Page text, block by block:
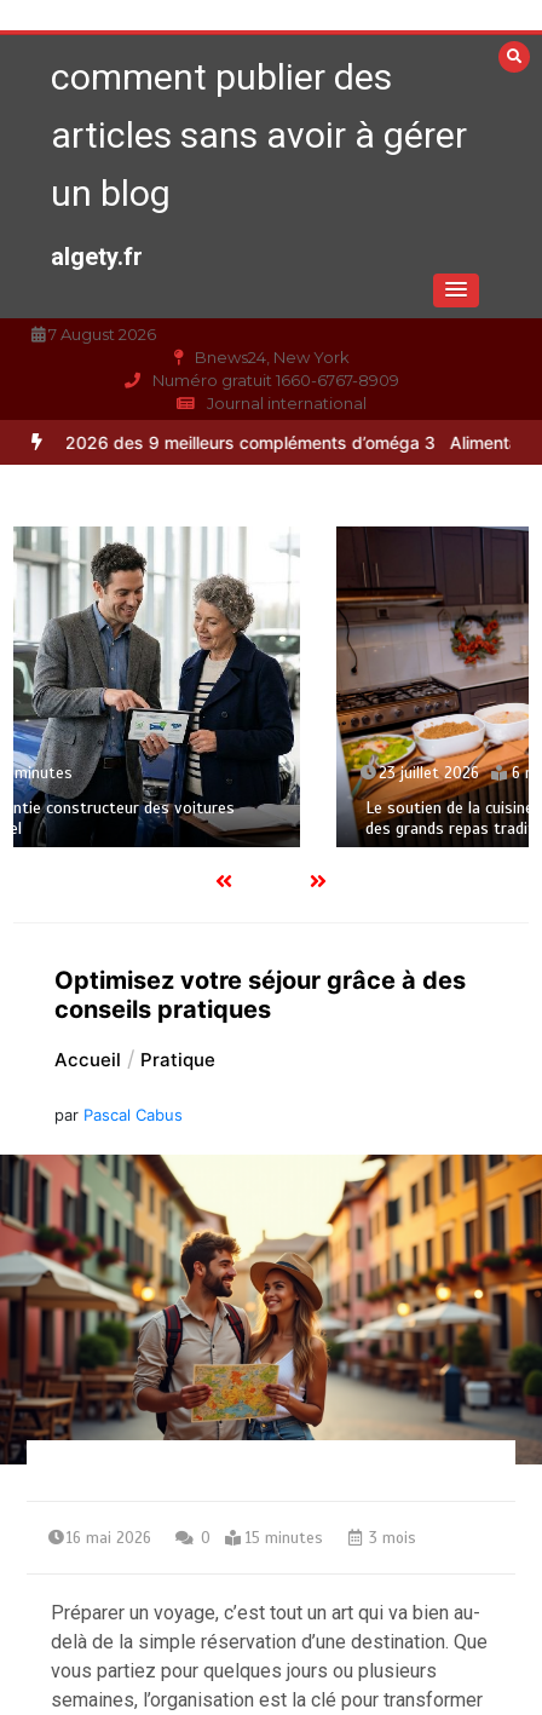
au
contenucomment publier des
articles sans avoir à gérer
un blog
algety.fr
7 August 2026
Bnews24, New York
Numéro gratuit 1660-6767-8909
Journal international
meilleurs compléments d’oméga 3 Alimentation équilibrée : ses
23 juillet 2026 6 minutes
Le soutien de la cuisine moderne : optimiser la préparation
des grands repas traditionnels
Optimisez votre séjour grâce à des
conseils pratiques
Accueil Pratique
par Pascal Cabus
16 mai 2026 0 15 minutes 3 mois
Préparer un voyage, c’est tout un art qui va bien au-
delà de la simple réservation d’une destination. Que
vous partiez pour quelques jours ou plusieurs
semaines, l’organisation est la clé pour transformer